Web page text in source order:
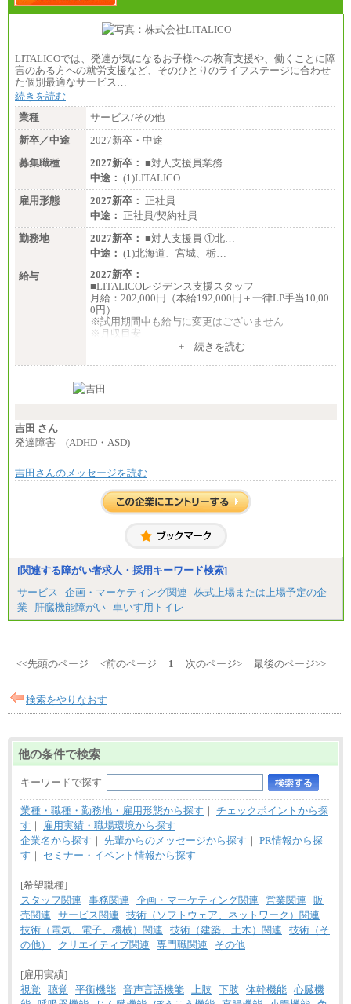
LITALICOでは、発達が気になるお子様への教育支援や、働くことに障
害のある方への就労支援など、そのひとりのライフステージに合わせ
た個別最適なサービス…
続きを読む
業種
サービス/その他
新卒／中途
2027新卒・中途
募集職種
2027新卒： ■対人支援員業務 …
中途： (1)LITALICO…
雇用形態
2027新卒： 正社員
中途： 正社員/契約社員
勤務地
2027新卒： ■対人支援員 ①北…
中途： (1)北海道、宮城、栃…
給与
2027新卒：
■LITALICOレジデンス支援スタッフ
月給：202,000円（本給192,000円＋一律LP手当10,00
0円）
※試用期間中も給与に変更はございません
※月収目安
夜勤回数により変動
条件あり）
■その他職種共通
月給：25万3,400円～
※20時間を超過した場合は別途支給
中途：
(1)(2)月給：25万3400円～28万5900円
※20時間を超過した場合は別途支給
※試用期間中も給与に変更はございません
+ 続きを読む
吉田 さん
発達障害 (ADHD・ASD)
吉田さんのメッセージを読む
[関連する障がい者求人・採用キーワード検索]
サービス
企画・マーケティング関連
株式上場または上場予定の企
業
肝臓機能障がい 車いす用トイレ
<<先頭のページ <前のページ 1 次のページ> 最後のページ>>
検索をやりなおす
他の条件で検索
キーワードで探す
業種・職種・勤務地・雇用形態から探す ｜ チェックポイントから探
す ｜
雇用実績・職場環境から探す
企業名から探す ｜ 先輩からのメッセージから探す ｜ PR情報から探
す ｜ セミナー・イベント情報から探す
[希望職種]
スタッフ関連
事務関連 企画・マーケティング関連 営業関連
販
売関連
サービス関連
技術（ソフトウェア、ネットワーク）関連
技術（電気、電子、機械）関連
技術（建築、土木）関連
技術（そ
の他）
クリエイティブ関連 専門職関連 その他
[雇用実績]
視覚
聴覚 平衡機能 音声言語機能 上肢 下肢 体幹機能 心臓機